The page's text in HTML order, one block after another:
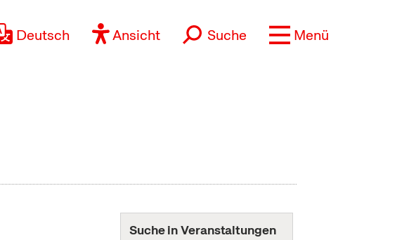
Deutsch Ansicht Suche Menü
Suche in Veranstaltungen